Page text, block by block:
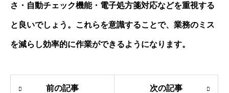
さ・自動チェック機能・電子処方箋対応などを重視する
と良いでしょう。これらを意識することで、業務のミス
を減らし効率的に作業ができるようになります。
前の記事 次の記事